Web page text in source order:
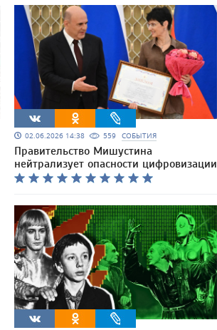
02.06.2026 14:38 559 СОБЫТИЯ
Правительство Мишустина
нейтрализует опасности цифровизации